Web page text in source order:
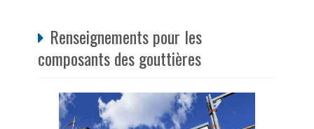
Renseignements pour les
composants des gouttières